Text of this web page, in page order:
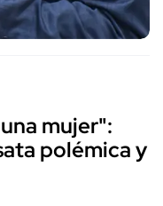
mujer":
polémica y